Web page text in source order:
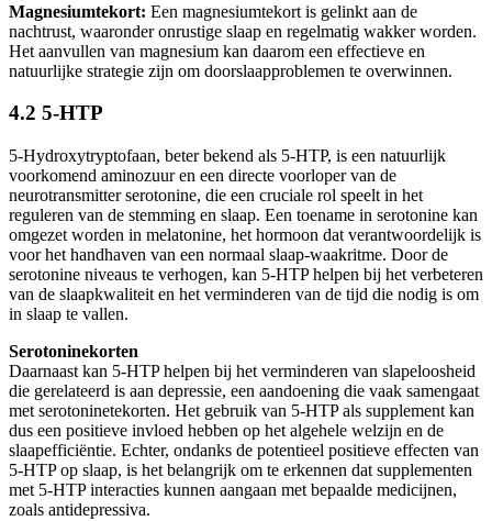
Magnesiumtekort: Een magnesiumtekort is gelinkt aan de
nachtrust, waaronder onrustige slaap en regelmatig wakker worden.
Het aanvullen van magnesium kan daarom een effectieve en
natuurlijke strategie zijn om doorslaapproblemen te overwinnen.
4.2 5-HTP
5-Hydroxytryptofaan, beter bekend als 5-HTP, is een natuurlijk
voorkomend aminozuur en een directe voorloper van de
neurotransmitter serotonine, die een cruciale rol speelt in het
reguleren van de stemming en slaap. Een toename in serotonine kan
omgezet worden in melatonine, het hormoon dat verantwoordelijk is
voor het handhaven van een normaal slaap-waakritme. Door de
serotonine niveaus te verhogen, kan 5-HTP helpen bij het verbeteren
van de slaapkwaliteit en het verminderen van de tijd die nodig is om
in slaap te vallen.
Serotoninekorten
Daarnaast kan 5-HTP helpen bij het verminderen van slapeloosheid
die gerelateerd is aan depressie, een aandoening die vaak samengaat
met serotoninetekorten. Het gebruik van 5-HTP als supplement kan
dus een positieve invloed hebben op het algehele welzijn en de
slaapefficiëntie. Echter, ondanks de potentieel positieve effecten van
5-HTP op slaap, is het belangrijk om te erkennen dat supplementen
met 5-HTP interacties kunnen aangaan met bepaalde medicijnen,
zoals antidepressiva.